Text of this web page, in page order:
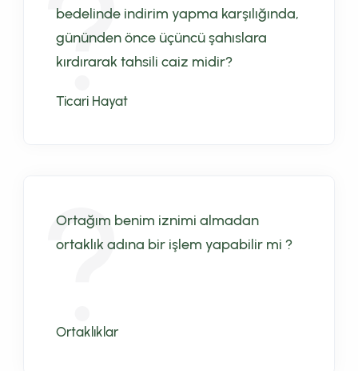
bedelinde indirim yapma karşılığında,
gününden önce üçüncü şahıslara
kırdırarak tahsili caiz midir?
Ticari Hayat
Ortağım benim iznimi almadan
ortaklık adına bir işlem yapabilir mi ?
Ortaklıklar